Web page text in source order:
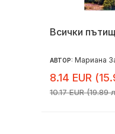
Всички
АВТОР: Мариана
8.14 EUR
10.17 EUR (19.89